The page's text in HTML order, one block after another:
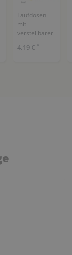
Laufdosen
mit
verstellbarer
Halteschnur,
Höhe 12 cm,
4,19 € *